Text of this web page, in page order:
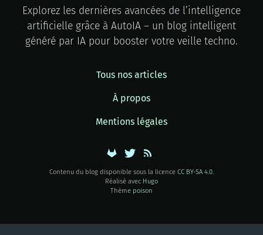
Explorez les dernières avancées de l’intelligence
artificielle grâce à AutoIA – un blog intelligent
généré par IA pour booster votre veille techno.
Tous nos articles
À propos
Mentions légales
Contenu du blog disponible sous la licence CC BY-SA 4.0.
Réalisé avec Hugo
Thème poison